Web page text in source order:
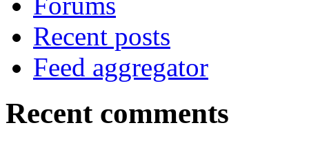
Recent posts
Feed aggregator
Recent comments